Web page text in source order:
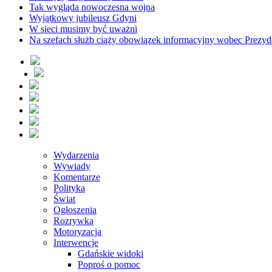
Tak wygląda nowoczesna wojna
Wyjątkowy jubileusz Gdyni
W sieci musimy być uważni
Na szefach służb ciąży obowiązek informacyjny wobec
Wydarzenia
Wywiady
Komentarze
Polityka
Świat
Ogłoszenia
Rozrywka
Motoryzacja
Interwencje
Gdańskie widoki
Poproś o pomoc